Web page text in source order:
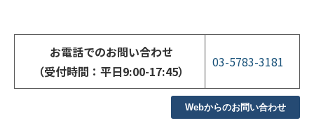
お電話でのお問い合わせ
（受付時間：平日9:00-17:45）
03-5783-3181
Webからのお問い合わせ